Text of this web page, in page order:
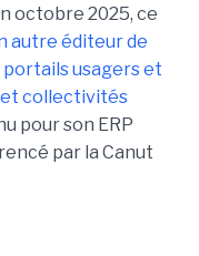
octobre 2025, ce
autre éditeur de
portails usagers et
et collectivités
pour son ERP
par la Canut